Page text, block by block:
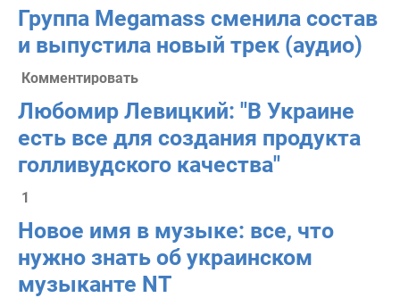
Группа Megamass сменила состав
и выпустила новый трек (аудио)
Комментировать
Любомир Левицкий: "В Украине
есть все для создания продукта
голливудского качества"
1
Новое имя в музыке: все, что
нужно знать об украинском
музыканте NT